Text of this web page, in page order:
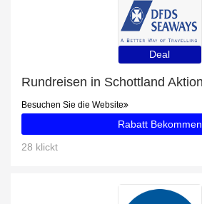
Deal
Besuchen Sie die Website
Rabatt Bekommen
28 klickt